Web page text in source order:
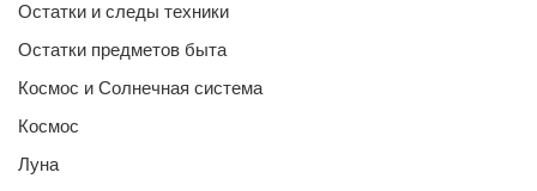
Остатки и следы техники
Остатки предметов быта
Космос и Солнечная система
Космос
Луна